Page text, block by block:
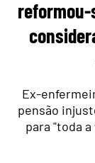
reformou-
Ex-
pensão
para "toda